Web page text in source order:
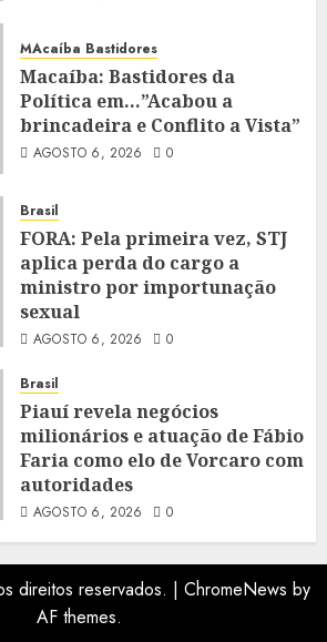
MAcaíba Bastidores
Macaíba: Bastidores da
Política em…”Acabou a
brincadeira e Conflito a Vista”
AGOSTO 6, 2026 0
Brasil
FORA: Pela primeira vez, STJ
aplica perda do cargo a
ministro por importunação
sexual
AGOSTO 6, 2026 0
Brasil
Piauí revela negócios
milionários e atuação de Fábio
Faria como elo de Vorcaro com
autoridades
AGOSTO 6, 2026 0
direitos reservados. | ChromeNews by
AF themes.